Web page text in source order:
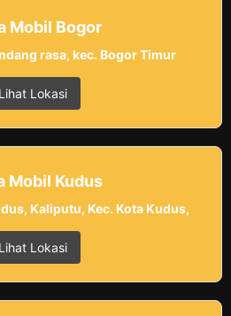
Mobil Bogor
rasa, kec. Bogor Timur
Lihat Lokasi
Mobil Kudus
Kaliputu, Kec. Kota Kudus,
Lihat Lokasi